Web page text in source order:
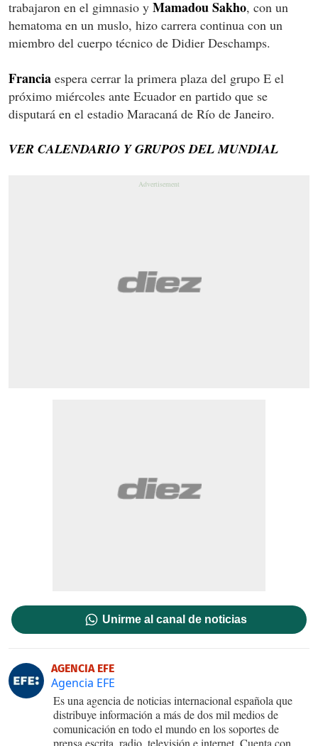
trabajaron en el gimnasio y Mamadou Sakho, con un
hematoma en un muslo, hizo carrera continua con un
miembro del cuerpo técnico de Didier Deschamps.
Francia espera cerrar la primera plaza del grupo E el
próximo miércoles ante Ecuador en partido que se
disputará en el estadio Maracaná de Río de Janeiro.
VER CALENDARIO Y GRUPOS DEL MUNDIAL
Unirme al canal de noticias
AGENCIA EFE
Agencia EFE
Es una agencia de noticias internacional española que
distribuye información a más de dos mil medios de
comunicación en todo el mundo en los soportes de
prensa escrita, radio, televisión e internet. Cuenta con